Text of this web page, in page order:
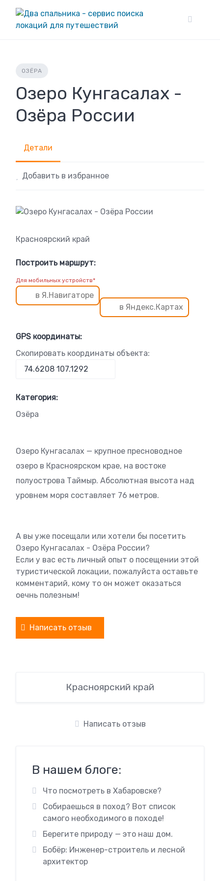
content
ОЗЁРА
Озеро Кунгасалах -
Озёра России
Детали
Добавить в избранное
Красноярский край
Построить маршрут:
Для мобильных устройств*
в Я.Навигаторе
в Яндекс.Картах
GPS координаты:
Скопировать координаты объекта:
Категория:
Озёра
Озеро Кунгасалах — крупное пресноводное
озеро в Красноярском крае, на востоке
полуострова Таймыр. Абсолютная высота над
уровнем моря составляет 76 метров.
А вы уже посещали или хотели бы посетить
Озеро Кунгасалах - Озёра России?
Если у вас есть личный опыт о посещении этой
туристической локации, пожалуйста оставьте
комментарий, кому то он может оказаться
оечнь полезным!
Написать отзыв
Красноярский край
Написать отзыв
В нашем блоге:
Что посмотреть в Хабаровске?
Собираешься в поход? Вот список
самого необходимого в походе!
Берегите природу — это наш дом.
Бобёр: Инженер-строитель и лесной
архитектор